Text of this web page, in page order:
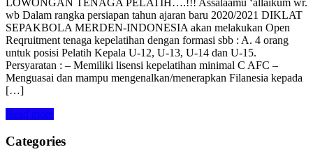
wb Dalam rangka persiapan tahun ajaran baru 2020/2021 DIKLAT
SEPAKBOLA MERDEN-INDONESIA akan melakukan Open
Reqruitment tenaga kepelatihan dengan formasi sbb : A. 4 orang
untuk posisi Pelatih Kepala U-12, U-13, U-14 dan U-15.
Persyaratan : – Memiliki lisensi kepelatihan minimal C AFC –
Menguasai dan mampu mengenalkan/menerapkan Filanesia kepada
[…]
Categories